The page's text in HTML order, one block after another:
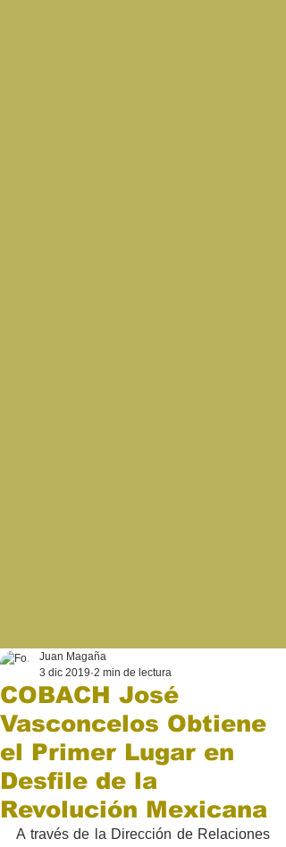
COBACH José
Vasconcelos Obtiene
el Primer Lugar en
Desfile de la
Revolución Mexicana
Juan Magaña
3 dic 2019 2 min de lectura
A través de la Dirección de Relaciones